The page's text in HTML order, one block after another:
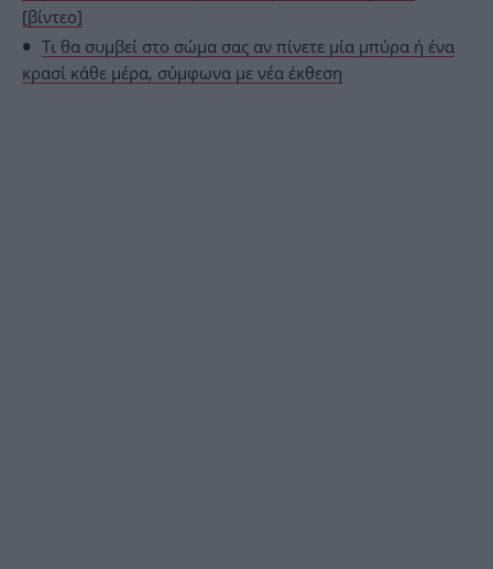
[βίντεο]
Τι θα συμβεί στο σώμα σας αν πίνετε μία μπύρα ή ένα
κρασί κάθε μέρα, σύμφωνα με νέα έκθεση